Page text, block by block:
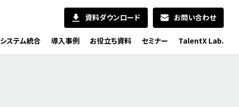
資料ダウンロード お問い合わせ
システム統合 導入事例 お役立ち資料 セミナー TalentX Lab.